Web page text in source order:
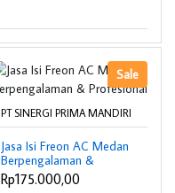
Sale
PT SINERGI PRIMA MANDIRI
Jasa Isi Freon AC Medan
Berpengalaman &
Profesional
Rp175.000,00